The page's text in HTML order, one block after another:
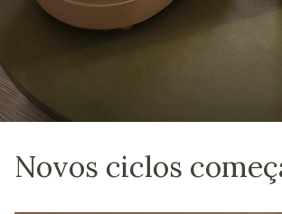
Novos ciclos